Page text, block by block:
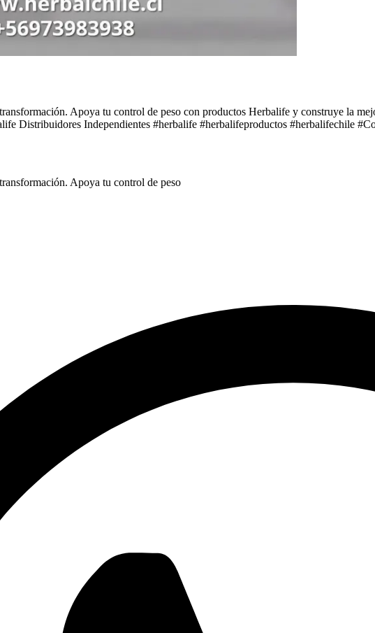
Apoya tu control de peso con productos Herbalife y construye la
Distribuidores Independientes #herbalife #herbalifeproductos #herbalifechile
Apoya tu control de peso